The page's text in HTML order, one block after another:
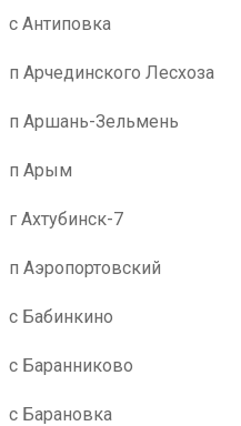
с Антиповка
п Арчединского Лесхоза
п Аршань-Зельмень
п Арым
г Ахтубинск-7
п Аэропортовский
с Бабинкино
с Баранниково
с Барановка